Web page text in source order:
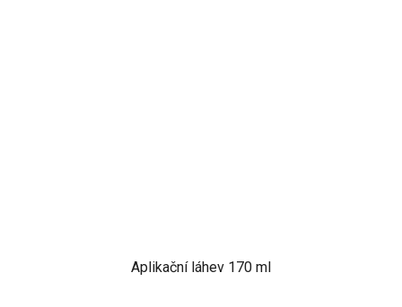
Aplikační láhev 170 ml